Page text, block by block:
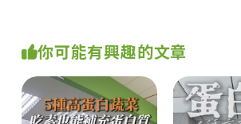
你可能有興趣的文章